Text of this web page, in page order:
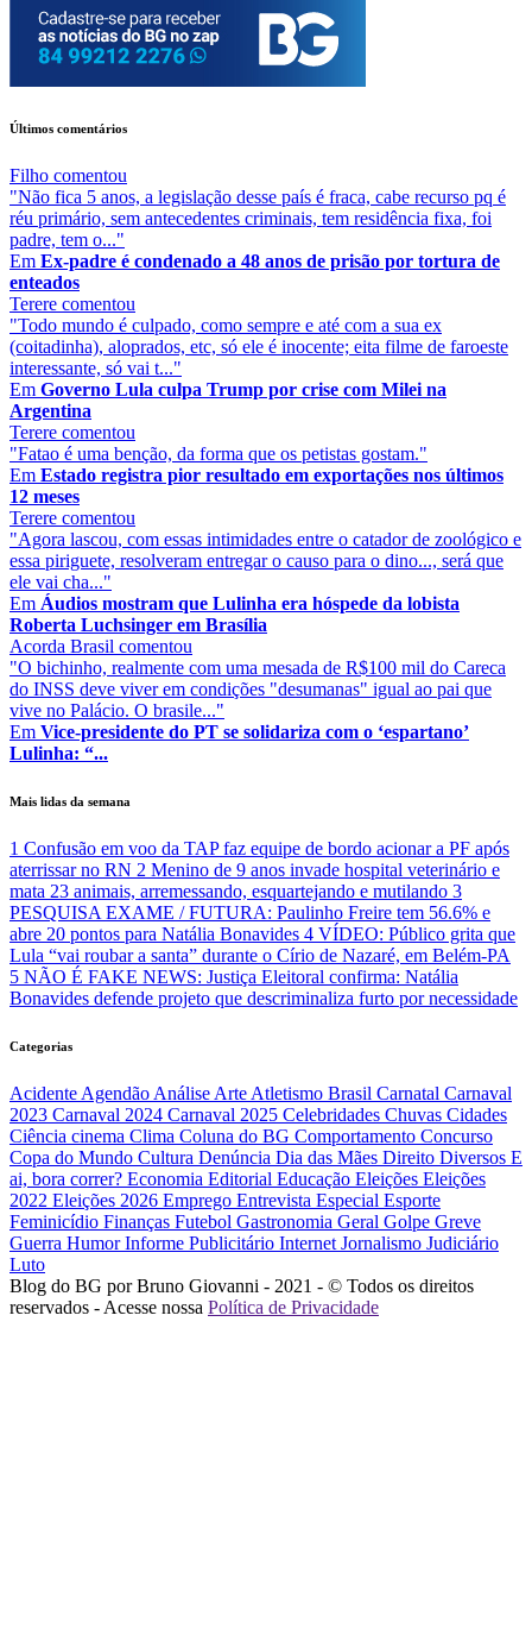
Últimos comentários
Filho comentou
"Não fica 5 anos, a legislação desse país é fraca, cabe recurso pq é
réu primário, sem antecedentes criminais, tem residência fixa, foi
padre, tem o..."
Em Ex-padre é condenado a 48 anos de prisão por tortura de
enteados
Terere comentou
"Todo mundo é culpado, como sempre e até com a sua ex
(coitadinha), aloprados, etc, só ele é inocente; eita filme de faroeste
interessante, só vai t..."
Em Governo Lula culpa Trump por crise com Milei na
Argentina
Terere comentou
"Fatao é uma benção, da forma que os petistas gostam."
Em Estado registra pior resultado em exportações nos últimos
12 meses
Terere comentou
"Agora lascou, com essas intimidades entre o catador de zoológico e
essa piriguete, resolveram entregar o causo para o dino..., será que
ele vai cha..."
Em Áudios mostram que Lulinha era hóspede da lobista
Roberta Luchsinger em Brasília
Acorda Brasil comentou
"O bichinho, realmente com uma mesada de R$100 mil do Careca
do INSS deve viver em condições "desumanas" igual ao pai que
vive no Palácio. O brasile..."
Em Vice-presidente do PT se solidariza com o ‘espartano’
Lulinha: “...
Mais lidas da semana
1 Confusão em voo da TAP faz equipe de bordo acionar a PF após
aterrissar no RN 2 Menino de 9 anos invade hospital veterinário e
mata 23 animais, arremessando, esquartejando e mutilando 3
PESQUISA EXAME / FUTURA: Paulinho Freire tem 56.6% e
abre 20 pontos para Natália Bonavides 4 VÍDEO: Público grita que
Lula “vai roubar a santa” durante o Círio de Nazaré, em Belém-PA
5 NÃO É FAKE NEWS: Justiça Eleitoral confirma: Natália
Bonavides defende projeto que descriminaliza furto por necessidade
Categorias
Acidente Agendão Análise Arte Atletismo Brasil Carnatal Carnaval
2023 Carnaval 2024 Carnaval 2025 Celebridades Chuvas Cidades
Ciência cinema Clima Coluna do BG Comportamento Concurso
Copa do Mundo Cultura Denúncia Dia das Mães Direito Diversos E
ai, bora correr? Economia Editorial Educação Eleições Eleições
2022 Eleições 2026 Emprego Entrevista Especial Esporte
Feminicídio Finanças Futebol Gastronomia Geral Golpe Greve
Guerra HumorInforme Publicitário Internet Jornalismo Judiciário
Luto
Blog do BG por Bruno Giovanni - 2021 - © Todos os direitos
reservados - Acesse nossa Política de Privacidade